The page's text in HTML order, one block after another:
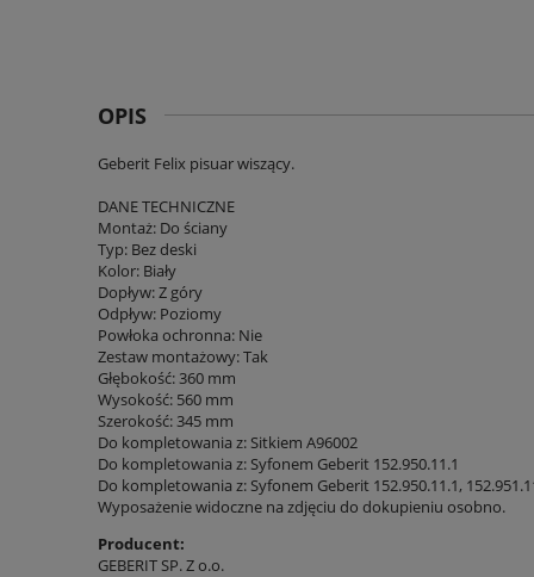
OPIS
Geberit Felix pisuar wiszący.
DANE TECHNICZNE
Montaż: Do ściany
Typ: Bez deski
Kolor: Biały
Dopływ: Z góry
Odpływ: Poziomy
Powłoka ochronna: Nie
Zestaw montażowy: Tak
Głębokość: 360 mm
Wysokość: 560 mm
Szerokość: 345 mm
Do kompletowania z: Sitkiem A96002
Do kompletowania z: Syfonem Geberit 152.950.11.1
Do kompletowania z: Syfonem Geberit 152.950.11.1,
Wyposażenie widoczne na zdjęciu do dokupieniu osobno.
Producent:
GEBERIT SP. Z o.o.